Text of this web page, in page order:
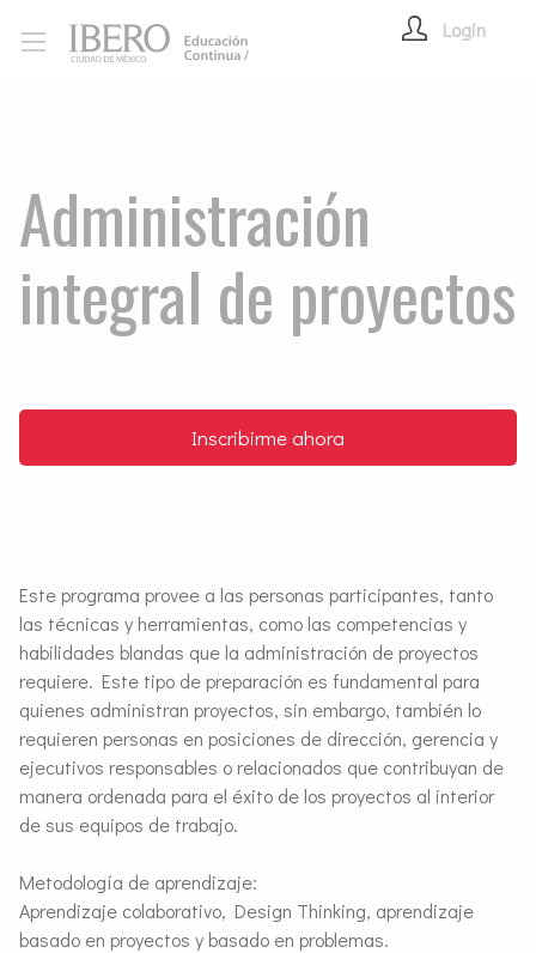
Login
Administración
integral de proyectos
Inscribirme ahora
Este programa provee a las personas participantes, tanto
las técnicas y herramientas, como las competencias y
habilidades blandas que la administración de proyectos
requiere. Este tipo de preparación es fundamental para
quienes administran proyectos, sin embargo, también lo
requieren personas en posiciones de dirección, gerencia y
ejecutivos responsables o relacionados que contribuyan de
manera ordenada para el éxito de los proyectos al interior
de sus equipos de trabajo.
Metodología de aprendizaje:
Aprendizaje colaborativo, Design Thinking, aprendizaje
basado en proyectos y basado en problemas.